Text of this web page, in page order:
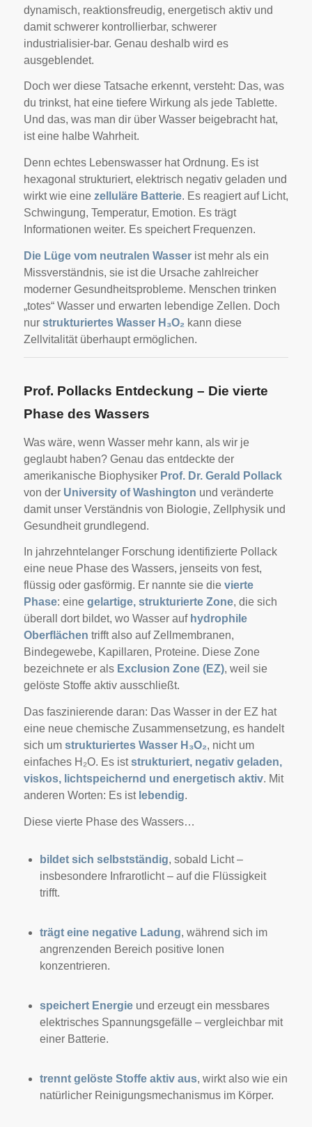
dynamisch, reaktionsfreudig, energetisch aktiv und
damit schwerer kontrollierbar, schwerer
industrialisier-bar. Genau deshalb wird es
ausgeblendet.
Doch wer diese Tatsache erkennt, versteht: Das, was
du trinkst, hat eine tiefere Wirkung als jede Tablette.
Und das, was man dir über Wasser beigebracht hat,
ist eine halbe Wahrheit.
Denn echtes Lebenswasser hat Ordnung. Es ist
hexagonal strukturiert, elektrisch negativ geladen und
wirkt wie eine zelluläre Batterie. Es reagiert auf Licht,
Schwingung, Temperatur, Emotion. Es trägt
Informationen weiter. Es speichert Frequenzen.
Die Lüge vom neutralen Wasserist mehr als ein
Missverständnis, sie ist die Ursache zahlreicher
moderner Gesundheitsprobleme. Menschen trinken
„totes“ Wasser und erwarten lebendige Zellen. Doch
nur strukturiertes Wasser H₃O₂ kann diese
Zellvitalität überhaupt ermöglichen.
Prof. Pollacks Entdeckung – Die vierte
Phase des Wassers
Was wäre, wenn Wasser mehr kann, als wir je
geglaubt haben? Genau das entdeckte der
amerikanische Biophysiker Prof. Dr. Gerald Pollack
von der University of Washington und veränderte
damit unser Verständnis von Biologie, Zellphysik und
Gesundheit grundlegend.
In jahrzehntelanger Forschung identifizierte Pollack
eine neue Phase des Wassers, jenseits von fest,
flüssig oder gasförmig. Er nannte sie die vierte
Phase: eine gelartige, strukturierte Zone, die sich
überall dort bildet, wo Wasser auf hydrophile
Oberflächen trifft also auf Zellmembranen,
Bindegewebe, Kapillaren, Proteine. Diese Zone
bezeichnete er als Exclusion Zone (EZ), weil sie
gelöste Stoffe aktiv ausschließt.
Das faszinierende daran: Das Wasser in der EZ hat
eine neue chemische Zusammensetzung, es handelt
sich um strukturiertes Wasser H₃O₂, nicht um
einfaches H₂O. Es iststrukturiert, negativ geladen,
viskos, lichtspeichernd und energetisch aktiv. Mit
anderen Worten: Es ist lebendig.
Diese vierte Phase des Wassers…
bildet sich selbstständig, sobald Licht –
insbesondere Infrarotlicht – auf die Flüssigkeit
trifft.
trägt eine negative Ladung, während sich im
angrenzenden Bereich positive Ionen
konzentrieren.
speichert Energieund erzeugt ein messbares
elektrisches Spannungsgefälle – vergleichbar mit
einer Batterie.
trennt gelöste Stoffe aktiv aus, wirkt also wie ein
natürlicher Reinigungsmechanismus im Körper.